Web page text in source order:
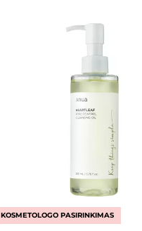
KOSMETOLOGO PASIRINKIMAS